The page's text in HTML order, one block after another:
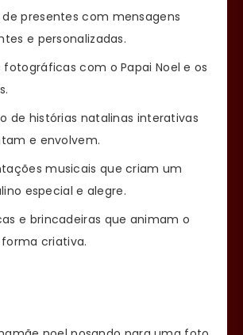
de presentes com mensagens
e personalizadas.
fotográficas com o Papai Noel e os
de histórias natalinas interativas
e envolvem.
musicais que criam um
especial e alegre.
e brincadeiras que animam o
criativa.